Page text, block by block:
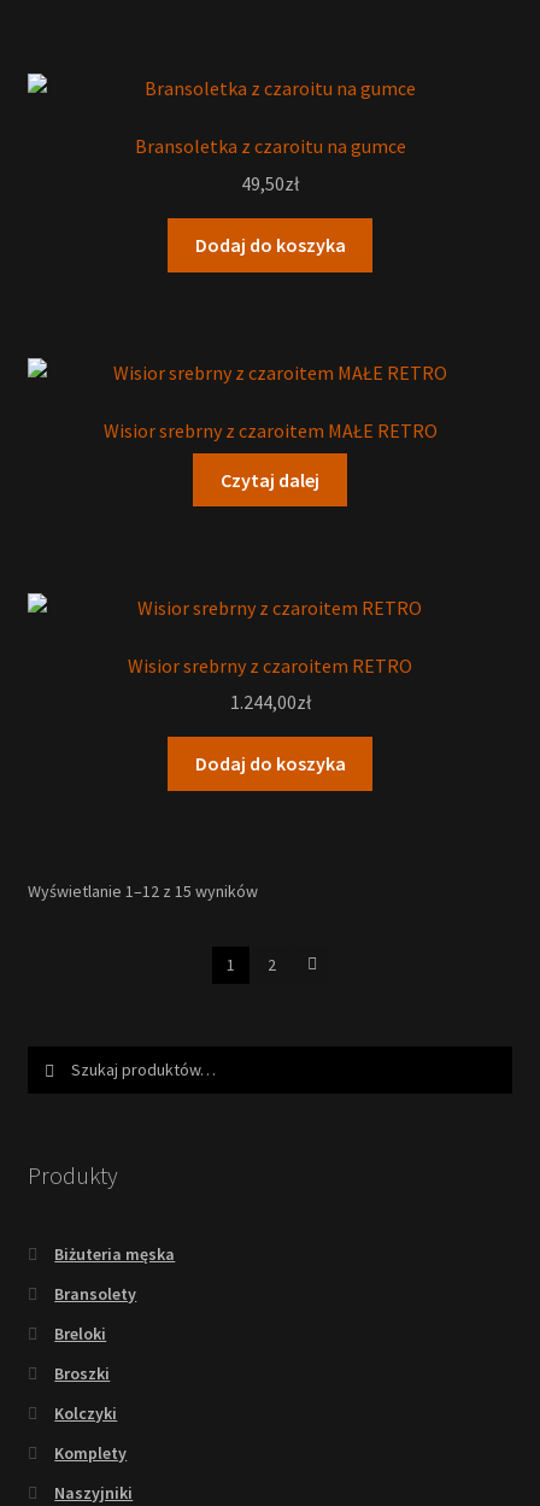
Bransoletka z czaroitu na gumce
49,50zł
Dodaj do koszyka
Wisior srebrny z czaroitem MAŁE RETRO
Czytaj dalej
Wisior srebrny z czaroitem RETRO
1.244,00zł
Dodaj do koszyka
Wyświetlanie 1–12 z 15 wyników
1 2
Produkty
Biżuteria męska
Bransolety
Breloki
Broszki
Kolczyki
Komplety
Naszyjniki